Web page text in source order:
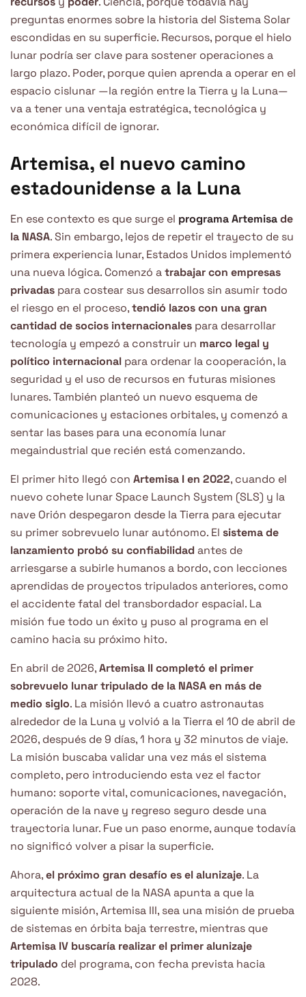
preguntas enormes sobre la historia del Sistema Solar
escondidas en su superficie. Recursos, porque el hielo
lunar podría ser clave para sostener operaciones a
largo plazo. Poder, porque quien aprenda a operar en el
espacio cislunar —la región entre la Tierra y la Luna—
va a tener una ventaja estratégica, tecnológica y
económica difícil de ignorar.
Artemisa, el nuevo camino
estadounidense a la Luna
En ese contexto es que surge el programa Artemisade
la NASA. Sin embargo, lejos de repetir el trayecto de su
primera experiencia lunar, Estados Unidos implementó
una nueva lógica. Comenzó atrabajar con empresas
privadas para costear sus desarrollos sin asumir todo
el riesgo en el proceso,tendió lazos con una gran
cantidad de socios internacionales para desarrollar
tecnología y empezó a construir un marco legal y
político internacional para ordenar la cooperación, la
seguridad y el uso de recursos en futuras misiones
lunares. También planteó un nuevo esquema de
comunicaciones y estaciones orbitales, y comenzó a
sentar las bases para una economía lunar
megaindustrial que recién está comenzando.
El primer hito llegó con Artemisa I en 2022, cuando el
nuevo cohete lunar Space Launch System (SLS) y la
nave Orión despegaron desde la Tierra para ejecutar
su primer sobrevuelo lunar autónomo. El sistema de
lanzamiento probó su confiabilidad antes de
arriesgarse a subirle humanos a bordo, con lecciones
aprendidas de proyectos tripulados anteriores, como
el accidente fatal del transbordador espacial. La
misión fue todo un éxito y puso al programa en el
camino hacia su próximo hito.
En abril de 2026,Artemisa II completó el primer
sobrevuelo lunar tripulado de la NASA en más de
medio siglo. La misión llevó a cuatro astronautas
alrededor de la Luna y volvió a la Tierra el 10 de abril de
2026, después de 9 días, 1 hora y 32 minutos de viaje.
La misión buscaba validar una vez más el sistema
completo, pero introduciendo esta vez el factor
humano: soporte vital, comunicaciones, navegación,
operación de la nave y regreso seguro desde una
trayectoria lunar. Fue un paso enorme, aunque todavía
no significó volver a pisar la superficie.
Ahora,el próximo gran desafío es el alunizaje. La
arquitectura actual de la NASA apunta a que la
siguiente misión, Artemisa III, sea una misión de prueba
de sistemas en órbita baja terrestre, mientras que
Artemisa IV buscaría realizar el primer alunizaje
tripulado del programa, con fecha prevista hacia
2028.